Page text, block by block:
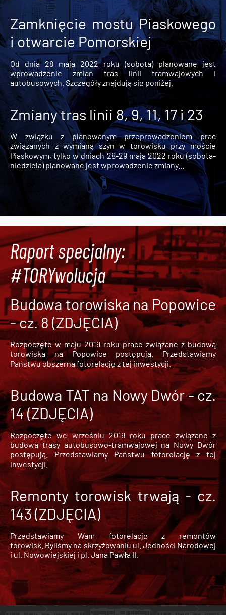
Zamknięcie mostu Piaskowego
i otwarcie Pomorskiej
Od dnia 28 maja 2022 roku (sobota) planowane jest
wprowadzenie zmian tras linii tramwajowych i
autobusowych. Szczegóły znajdują się poniżej.
Zmiany tras linii 8, 9, 11, 17 i 23
W związku z planowanym przeprowadzeniem prac
związanych z wymianą szyn w torowisku przy moście
Piaskowym, tylko w dniach 28-29 maja 2022 roku (sobota-
niedziela) planowane jest wprowadzenie zmiany...
Raport specjalny:
#TORYwolucja
Budowa torowiska na Popowice
- cz. 8 (ZDJĘCIA)
Rozpoczęte w maju 2019 roku prace związane z budową
torowiska na Popowice
postępują. Przedstawiamy
Państwu obszerną fotorelację z tej inwestycji.
Budowa TAT na Nowy Dwór - cz.
14 (ZDJĘCIA)
Rozpoczęte we wrześniu 2019 roku prace związane z
budową trasy autobusowo-tramwajowej na Nowy Dwór
postępują. Przedstawiamy Państwu fotorelację z tej
inwestycji.
Remonty torowisk trwają - cz.
143 (ZDJĘCIA)
Przedstawiamy Wam fotorelację z remontów
torowisk. Byliśmy na skrzyżowaniu ul. Jedności Narodowej
i ul. Nowowiejskiej i pl. Jana Pawła II.